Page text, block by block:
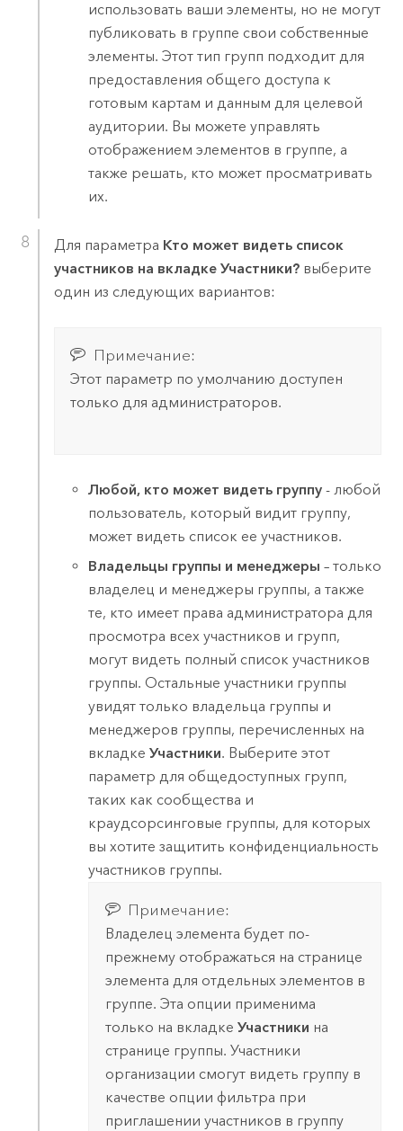
использовать ваши элементы, но не могут
публиковать в группе свои собственные
элементы. Этот тип групп подходит для
предоставления общего доступа к
готовым картам и данным для целевой
аудитории. Вы можете управлять
отображением элементов в группе, а
также решать, кто может просматривать
их.
Для параметра Кто может видеть список
участников на вкладке Участники?выберите
один из следующих вариантов:
Примечание:
Этот параметр по умолчанию доступен
только для администраторов.
Любой, кто может видеть группу - любой
пользователь, который видит группу,
может видеть список ее участников.
Владельцы группы и менеджеры – только
владелец и менеджеры группы, а также
те, кто имеет права администратора для
просмотра всех участников и групп,
могут видеть полный список участников
группы. Остальные участники группы
увидят только владельца группы и
менеджеров группы, перечисленных на
вкладкеУчастники. Выберите этот
параметр для общедоступных групп,
таких как сообщества и
краудсорсинговые группы, для которых
вы хотите защитить конфиденциальность
участников группы.
Примечание:
Владелец элемента будет по-
прежнему отображаться на странице
элемента для отдельных элементов в
группе. Эта опции применима
только на вкладке Участники на
странице группы. Участники
организации смогут видеть группу в
качестве опции фильтра при
приглашении участников в группу